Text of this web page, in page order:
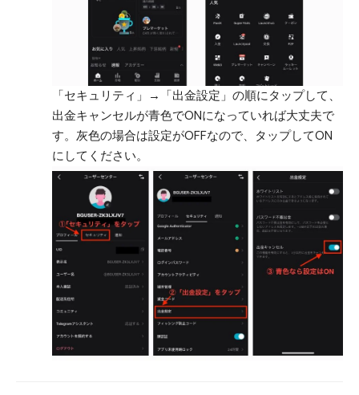
「セキュリティ」→「出金設定」の順にタップして、
出金キャンセルが青色でONになっていれば大丈夫で
す。灰色の場合は設定がOFFなので、タップしてON
にしてください。